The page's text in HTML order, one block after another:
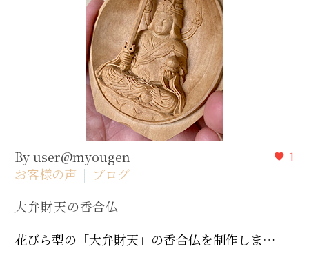
1
By user@myougen
お客様の声
ブログ
大弁財天の香合仏
花びら型の「大弁財天」の香合仏を制作しま…